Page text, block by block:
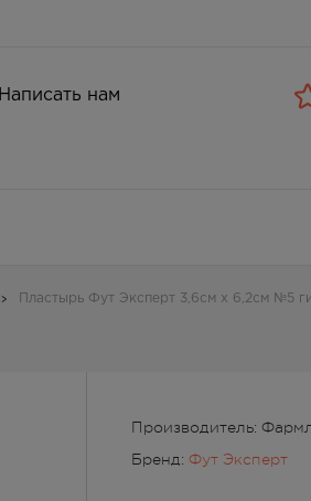
Написать нам
Пластырь Фут Эксперт 3,6см х 6,2см №5
Производитель:
Бренд: Фут Эксперт